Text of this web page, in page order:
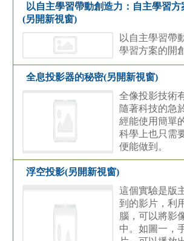
以自主學習帶動創造力：自主學習
(另開新視窗)
以自主學習帶
學習方案的開
全息投影器的秘密(另開新視窗)
全像投影技術
隨著科技的急
經能使用簡單
科學上也只需
便能做到。
浮空投影(另開新視窗)
這個實驗是版
到的影片，利
腦，可以將影
中。如圖一，